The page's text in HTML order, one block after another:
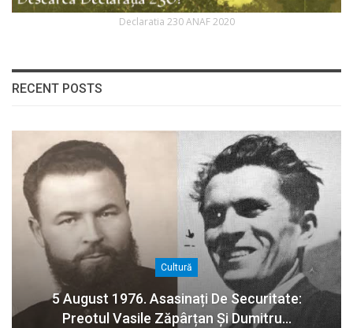
Declaratia 230 ANAF 2020
RECENT POSTS
Cultură
5 August 1976. Asasinați De Securitate:
Preotul Vasile Zăpârțan Și Dumitru…